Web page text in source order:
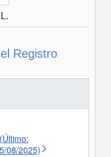
Registro
08/2025)